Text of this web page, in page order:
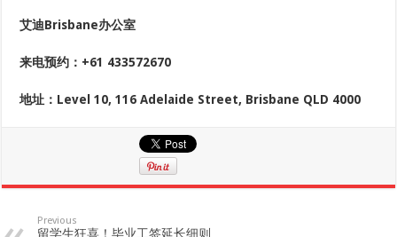
艾迪Brisbane办公室
来电预约：+61 433572670
地址：Level 10, 116 Adelaide Street, Brisbane QLD 4000
Previous
留学生狂喜！毕业工签延长细则